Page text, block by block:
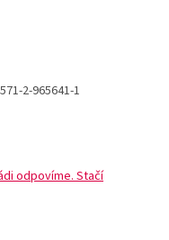
2-965641-1
odpovíme. Stačí